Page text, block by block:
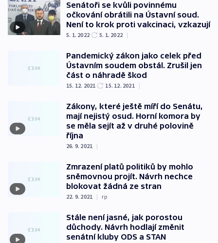
Senátoři se kvůli povinnému
očkování obrátili na Ústavní soud.
Není to krok proti vakcinaci, vzkazují
5. 1. 2022 5. 1. 2022 |
Pandemický zákon jako celek před
Ústavním soudem obstál. Zrušil jen
část o náhradě škod
15. 12. 2021 15. 12. 2021 |
Zákony, které ještě míří do Senátu,
mají nejistý osud. Horní komora by
se měla sejít až v druhé polovině
října
26. 9. 2021 |
Zmrazení platů politiků by mohlo
sněmovnou projít. Návrh nechce
blokovat žádná ze stran
22. 9. 2021 | rp
Stále není jasné, jak porostou
důchody. Návrh hodlají změnit
senátní kluby ODS a STAN